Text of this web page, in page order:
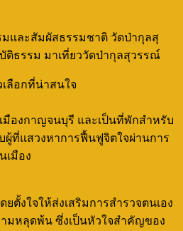
และสัมผัสธรรมชาติ วัดป่ากุลสุ
ติธรรม มาเที่ยววัดป่ากุลสุวรรณ์
ลือกที่น่าสนใจ
มืองกาญจนบุรี และเป็นที่พักสำหรับ
ผู้ที่แสวงหาการฟื้นฟูจิตใจผ่านการ
เมือง
งใจให้ส่งเสริมการสำรวจตนเอง
ามหลุดพ้น ซึ่งเป็นหัวใจสำคัญของ